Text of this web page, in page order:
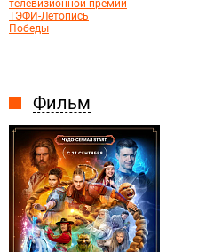
Фильм
телевизионной премии
ТЭФИ-Летопись
Победы